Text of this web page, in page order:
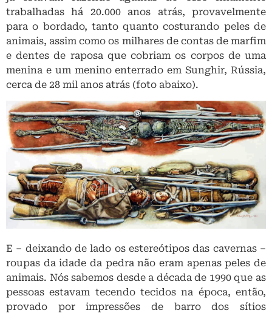
trabalhadas há 20.000 anos atrás, provavelmente
para o bordado, tanto quanto costurando peles de
animais, assim como os milhares de contas de marfim
e dentes de raposa que cobriam os corpos de uma
menina e um menino enterrado em Sunghir, Rússia,
cerca de 28 mil anos atrás (foto abaixo).
E – deixando de lado os estereótipos das cavernas –
roupas da idade da pedra não eram apenas peles de
animais. Nós sabemos desde a década de 1990 que as
pessoas estavam tecendo tecidos na época, então,
provado por impressões de barro dos sítios